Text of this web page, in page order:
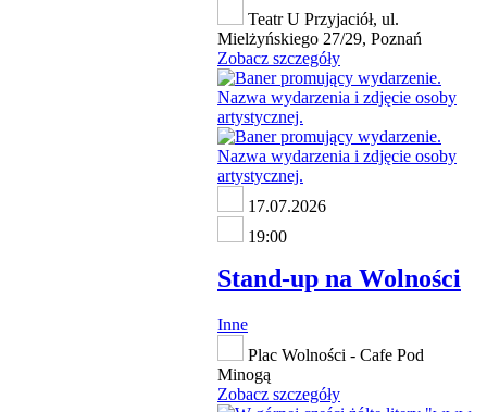
Teatr U Przyjaciół, ul.
Mielżyńskiego 27/29, Poznań
Zobacz szczegóły
17.07.2026
19:00
Stand-up na Wolności
Inne
Plac Wolności - Cafe Pod
Minogą
Zobacz szczegóły